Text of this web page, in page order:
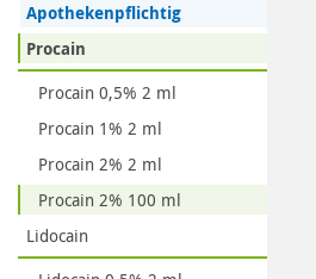
Apothekenpflichtig
Procain
Procain 0,5% 2 ml
Procain 1% 2 ml
Procain 2% 2 ml
Procain 2% 100 ml
Lidocain